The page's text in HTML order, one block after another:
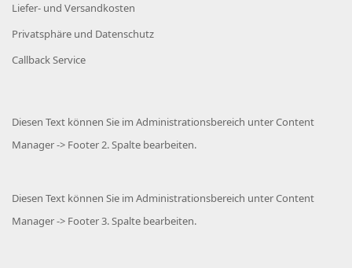
Liefer- und Versandkosten
Privatsphäre und Datenschutz
Callback Service
Diesen Text können Sie im Administrationsbereich unter Content
Manager -> Footer 2. Spalte bearbeiten.
Diesen Text können Sie im Administrationsbereich unter Content
Manager -> Footer 3. Spalte bearbeiten.